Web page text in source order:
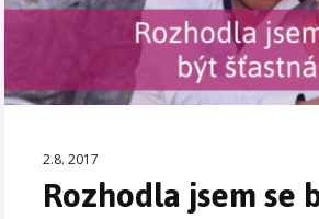
2.8. 2017
Rozhodla jsem se